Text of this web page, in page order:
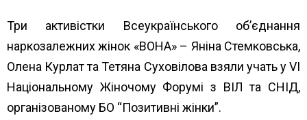
Три активістки Всеукраїнського об’єднання
наркозалежних жінок «ВОНА» – Яніна Стемковська,
Олена Курлат та Тетяна Суховілова взяли учать у VI
Національному Жіночому Форумі з ВІЛ та СНІД,
організованому БО “Позитивні жінки”.